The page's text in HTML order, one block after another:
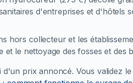
d'entreprises et d'hôtels
hors collecteur et les
le nettoyage des fosses et des
prix annoncé. Vous validez